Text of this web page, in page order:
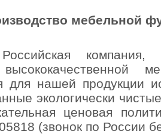
мебельной
компания,
высококачественной
для нашей продукции
экологически
ценовая
(звонок по России